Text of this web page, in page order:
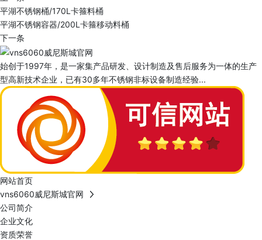
平湖不锈钢桶/170L卡箍料桶
平湖不锈钢容器/200L卡箍移动料桶
下一条
始创于1997年，是一家集产品研发、设计制造及售后服务为一体的生产
型高新技术企业，已有30多年不锈钢非标设备制造经验...
网站首页
vns6060威尼斯城官网
公司简介
企业文化
资质荣誉